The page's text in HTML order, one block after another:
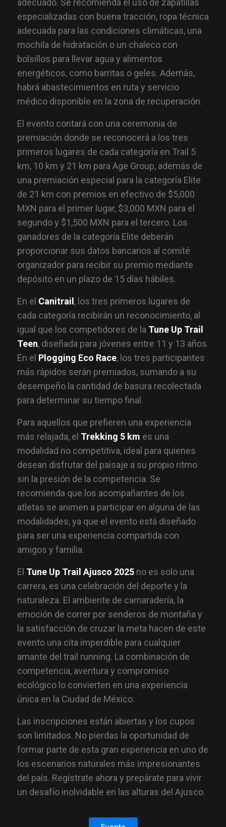
adecuado. Se recomienda el uso de zapatillas
especializadas con buena tracción, ropa técnica
adecuada para las condiciones climáticas, una
mochila de hidratación o un chaleco con
bolsillos para llevar agua y alimentos
energéticos, como barritas o geles. Además,
habrá abastecimientos en ruta y servicio
médico disponible en la zona de recuperación.
El evento contará con una ceremonia de
premiación donde se reconocerá a los tres
primeros lugares de cada categoría en Trail 5
km, 10 km y 21 km para Age Group, además de
una premiación especial para la categoría Elite
de 21 km con premios en efectivo de $5,000
MXN para el primer lugar, $3,000 MXN para el
segundo y $1,500 MXN para el tercero. Los
ganadores de la categoría Elite deberán
proporcionar sus datos bancarios al comité
organizador para recibir su premio mediante
depósito en un plazo de 15 días hábiles.
En el Canitrail , los tres primeros lugares de
cada categoría recibirán un reconocimiento, al
igual que los competidores de la Tune Up Trail
Teen, diseñada para jóvenes entre 11 y 13 años.
En el Plogging Eco Race, los tres participantes
más rápidos serán premiados, sumando a su
desempeño la cantidad de basura recolectada
para determinar su tiempo final.
Para aquellos que prefieren una experiencia
más relajada, el Trekking 5 km es una
modalidad no competitiva, ideal para quienes
desean disfrutar del paisaje a su propio ritmo
sin la presión de la competencia. Se
recomienda que los acompañantes de los
atletas se animen a participar en alguna de las
modalidades, ya que el evento está diseñado
para ser una experiencia compartida con
amigos y familia.
El Tune Up Trail Ajusco 2025 no es solo una
carrera, es una celebración del deporte y la
naturaleza. El ambiente de camaradería, la
emoción de correr por senderos de montaña y
la satisfacción de cruzar la meta hacen de este
evento una cita imperdible para cualquier
amante del trail running. La combinación de
competencia, aventura y compromiso
ecológico lo convierten en una experiencia
única en la Ciudad de México.
Las inscripciones están abiertas y los cupos
son limitados. No pierdas la oportunidad de
formar parte de esta gran experiencia en uno de
los escenarios naturales más impresionantes
del país. Regístrate ahora y prepárate para vivir
un desafío inolvidable en las alturas del Ajusco.